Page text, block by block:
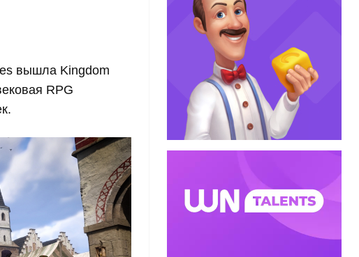
вышла Kingdom
RPG